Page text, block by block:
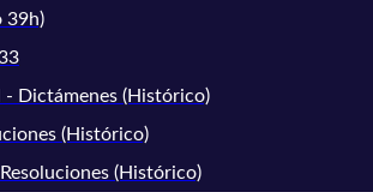
39h)
Dictámenes (Histórico)
(Histórico)
(Histórico)